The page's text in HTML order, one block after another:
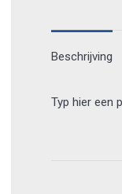
Beschrijving
Typ hier een